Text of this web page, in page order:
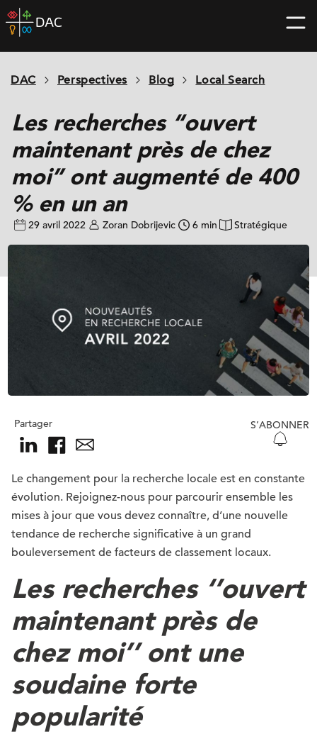
Skip
to
home
DAC Perspectives Blog Local Search
Les recherches “ouvert
maintenant près de chez
moi” ont augmenté de 400
% en un an
29 avril 2022 Zoran Dobrijevic 6 min Stratégique
Partager S’ABONNER
Le changement pour la recherche locale est en constante
évolution. Rejoignez-nous pour parcourir ensemble les
mises à jour que vous devez connaître, d’une nouvelle
tendance de recherche significative à un grand
bouleversement de facteurs de classement locaux.
Les recherches ‘’ouvert
maintenant près de
chez moi’’ ont une
soudaine forte
popularité